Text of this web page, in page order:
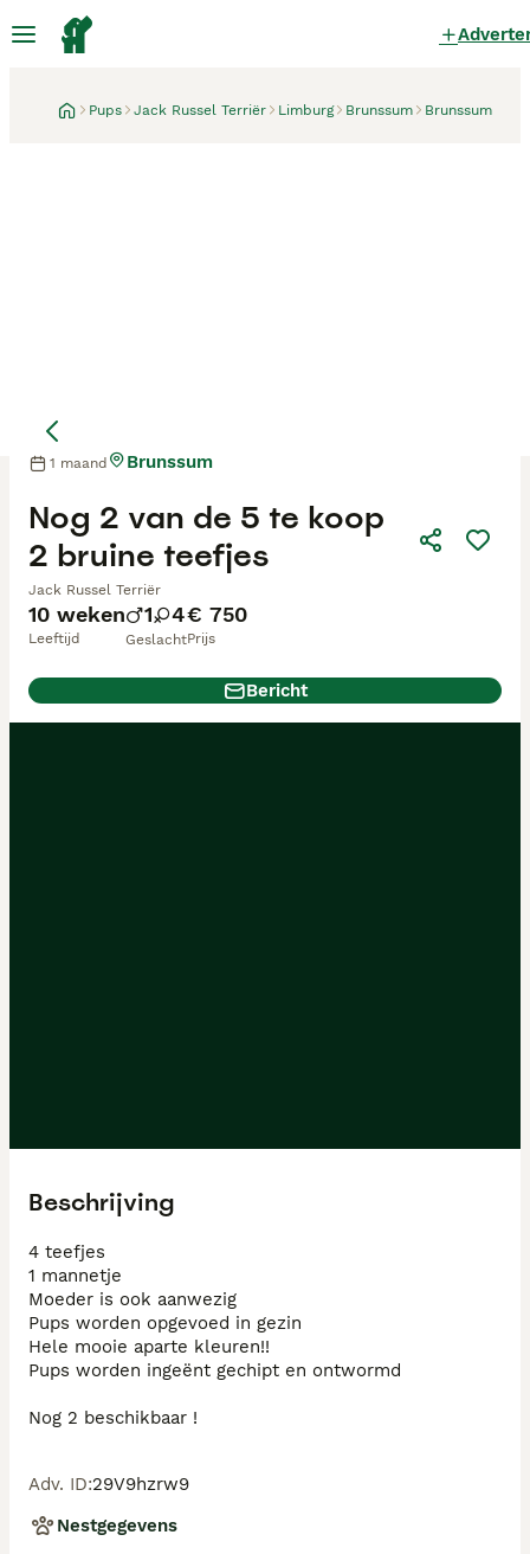
Pups Jack Russel Terriër Limburg Brunssum Brunssum
10 weken
Leeftijd
1 4
Geslacht
€ 750
Prijs
Nog 2 van de 5 te koop
2 bruine teefjes
Jack Russel Terriër
1 maand Brunssum
Bericht
Beschrijving
4 teefjes
1 mannetje
Moeder is ook aanwezig
Pups worden opgevoed in gezin
Hele mooie aparte kleuren!!
Pups worden ingeënt gechipt en ontwormd
Nog 2 beschikbaar !
Adv. ID:29V9hzrw9
Nestgegevens